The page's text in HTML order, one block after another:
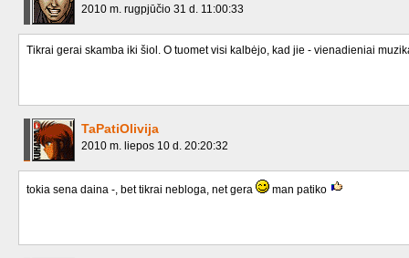
2010 m. rugpjūčio 31 d. 11:00:33
Tikrai gerai skamba iki šiol. O tuomet visi kalbėjo, kad jie - vienadieniai
TaPatiOlivija
2010 m. liepos 10 d. 20:20:32
tokia sena daina -, bet tikrai nebloga, net gera man patiko